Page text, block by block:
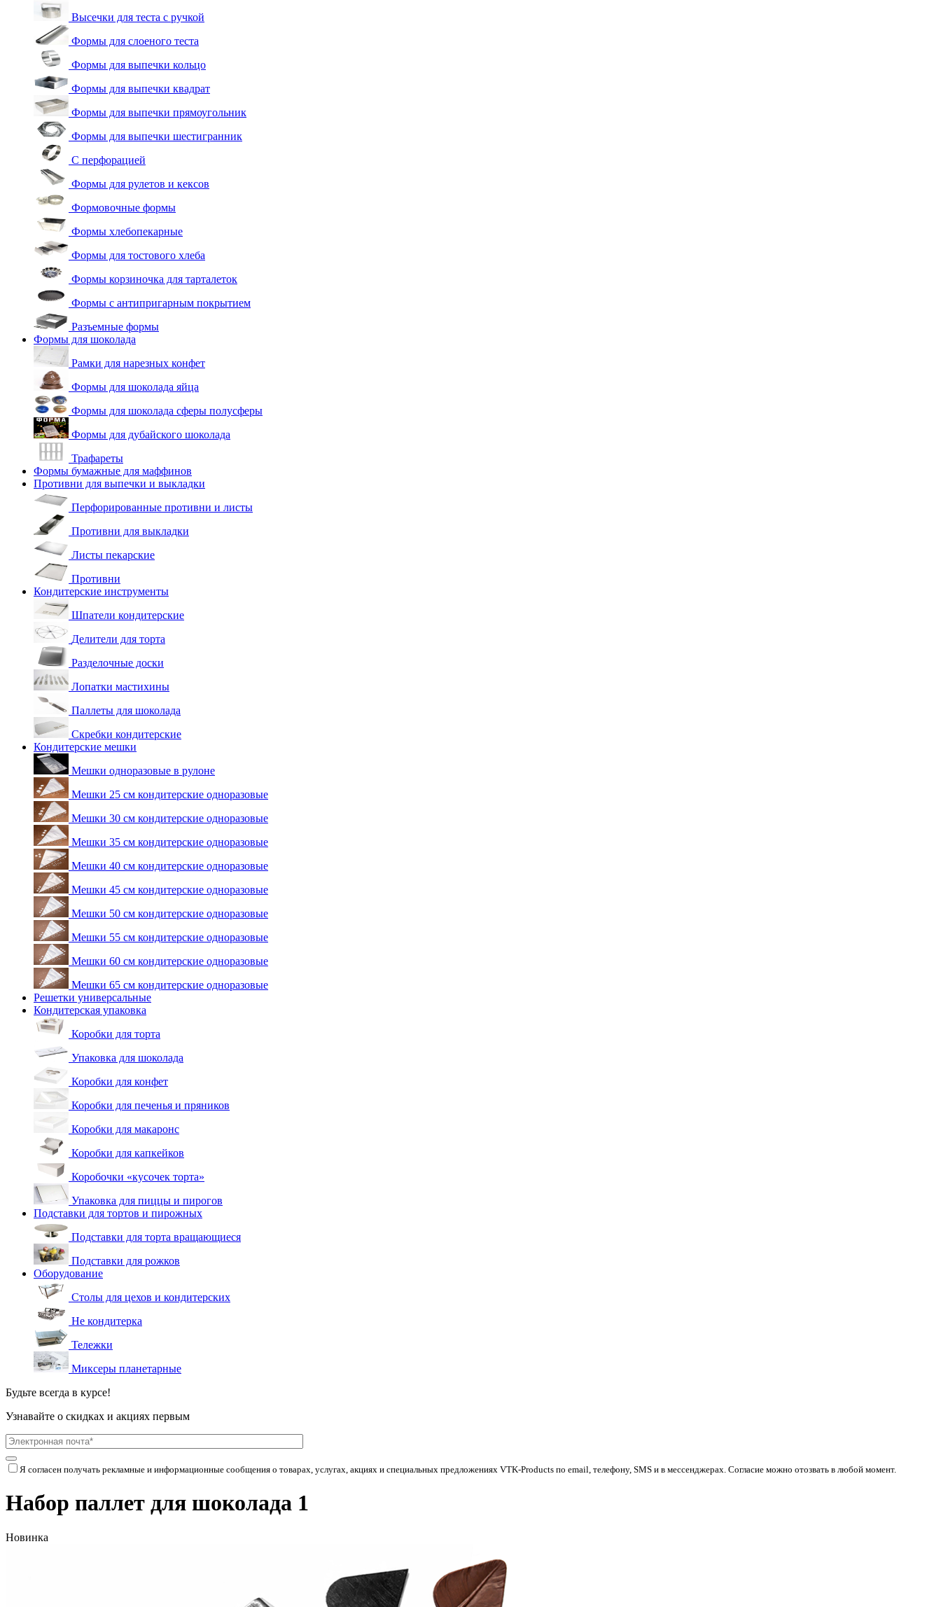
Высечки для теста с ручкой
Формы для слоеного теста
Формы для выпечки кольцо
Формы для выпечки квадрат
Формы для выпечки прямоугольник
Формы для выпечки шестигранник
С перфорацией
Формы для рулетов и кексов
Формовочные формы
Формы хлебопекарные
Формы для тостового хлеба
Формы корзиночка для тарталеток
Формы с антипригарным покрытием
Разъемные формы
Формы для шоколада
Рамки для нарезных конфет
Формы для шоколада яйца
Формы для шоколада сферы полусферы
Формы для дубайского шоколада
Трафареты
Формы бумажные для маффинов
Противни для выпечки и выкладки
Перфорированные противни и листы
Противни для выкладки
Листы пекарские
Противни
Кондитерские инструменты
Шпатели кондитерские
Делители для торта
Разделочные доски
Лопатки мастихины
Паллеты для шоколада
Скребки кондитерские
Кондитерские мешки
Мешки одноразовые в рулоне
Мешки 25 см кондитерские одноразовые
Мешки 30 см кондитерские одноразовые
Мешки 35 см кондитерские одноразовые
Мешки 40 см кондитерские одноразовые
Мешки 45 см кондитерские одноразовые
Мешки 50 см кондитерские одноразовые
Мешки 55 см кондитерские одноразовые
Мешки 60 см кондитерские одноразовые
Мешки 65 см кондитерские одноразовые
Решетки универсальные
Кондитерская упаковка
Коробки для торта
Упаковка для шоколада
Коробки для конфет
Коробки для печенья и пряников
Коробки для макаронс
Коробки для капкейков
Коробочки «кусочек торта»
Упаковка для пиццы и пирогов
Подставки для тортов и пирожных
Подставки для торта вращающиеся
Подставки для рожков
Оборудование
Столы для цехов и кондитерских
Не кондитерка
Тележки
Миксеры планетарные
Будьте всегда в курсе!
Узнавайте о скидках и акциях первым
Я согласен получать рекламные и информационные сообщения о товарах, услугах, акциях и специальных предложениях VTK-Products по email, телефону, SMS и в мессенджерах. Согласие можно отозвать в любой момент.
Набор паллет для шоколада 1
Новинка